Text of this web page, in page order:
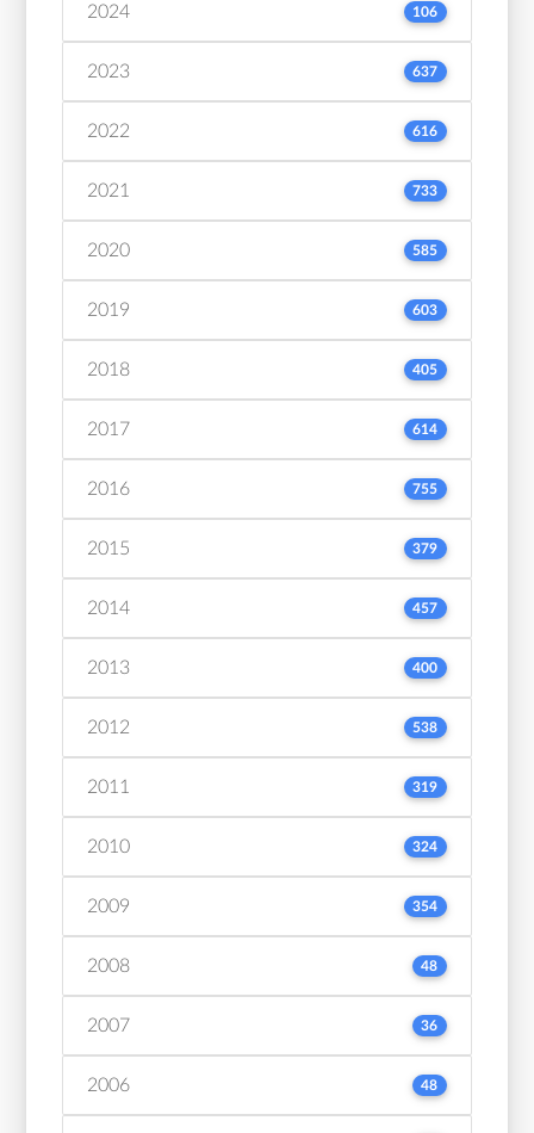
2024 106
2023 637
2022 616
2021 733
2020 585
2019 603
2018 405
2017 614
2016 755
2015 379
2014 457
2013 400
2012 538
2011 319
2010 324
2009 354
2008 48
2007 36
2006 48